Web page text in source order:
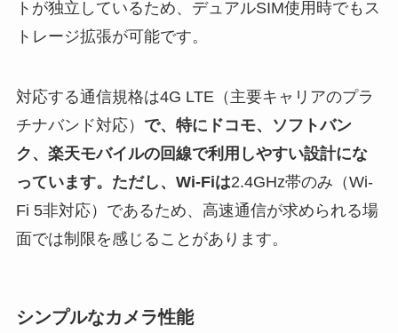
トが独立しているため、デュアルSIM使用時でもス
トレージ拡張が可能です。
対応する通信規格は4G LTE（主要キャリアのプラ
チナバンド対応） で、特にドコモ、ソフトバン
ク、楽天モバイルの回線で利用しやすい設計にな
っています。ただし、Wi-Fiは2.4GHz帯のみ（Wi-
Fi 5非対応）であるため、高速通信が求められる場
面では制限を感じることがあります。
シンプルなカメラ性能